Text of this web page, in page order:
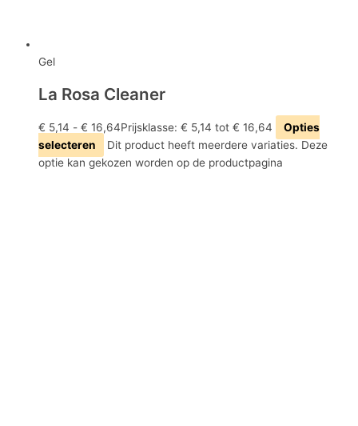
Gel
La Rosa Cleaner
€ 5,14 - € 16,64Prijsklasse: € 5,14 tot € 16,64
Opties
selecteren
Dit product heeft meerdere variaties. Deze
optie kan gekozen worden op de productpagina